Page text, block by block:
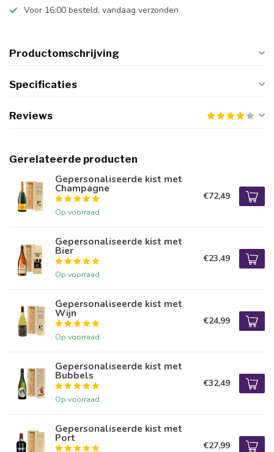
Voor 16:00 besteld, vandaag verzonden
Productomschrijving
Specificaties
Reviews
Gerelateerde producten
Gepersonaliseerde kist met
Champagne
Op voorraad
€72,49
Gepersonaliseerde kist met
Bier
Op voorraad
€23,49
Gepersonaliseerde kist met
Wijn
Op voorraad
€24,99
Gepersonaliseerde kist met
Bubbels
Op voorraad
€32,49
Gepersonaliseerde kist met
Port
€27,99